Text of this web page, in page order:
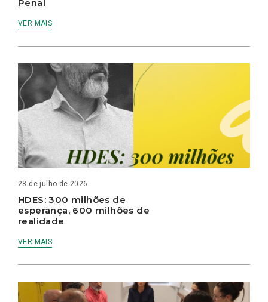
Penal
VER MAIS
28 de julho de 2026
HDES: 300 milhões de
esperança, 600 milhões de
realidade
VER MAIS